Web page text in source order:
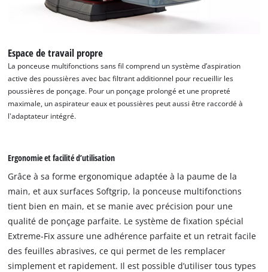
Espace de travail propre
La ponceuse multifonctions sans fil comprend un système d’aspiration
active des poussières avec bac filtrant additionnel pour recueillir les
poussières de ponçage. Pour un ponçage prolongé et une propreté
maximale, un aspirateur eaux et poussières peut aussi être raccordé à
l'adaptateur intégré.
Ergonomie et facilité d’utilisation
Grâce à sa forme ergonomique adaptée à la paume de la
main, et aux surfaces Softgrip, la ponceuse multifonctions
tient bien en main, et se manie avec précision pour une
qualité de ponçage parfaite. Le système de fixation spécial
Extreme-Fix assure une adhérence parfaite et un retrait facile
des feuilles abrasives, ce qui permet de les remplacer
simplement et rapidement. Il est possible d’utiliser tous types